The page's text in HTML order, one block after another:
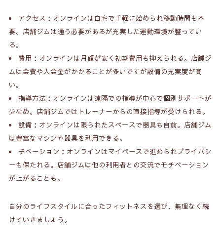
アクセス：オンラインは自宅で手軽に始められ移動時間も不
要。店舗ジムは通う必要があるが充実した運動環境が整ってい
る。
費用：オンラインは月額が安く初期費用も抑えられる。店舗ジ
ムは会費や入会金がかかることが多いですが設備の充実度が高
い。
指導方法：オンラインは遠隔での指導が中心で個別サポートが
少なめ。店舗ジムではトレーナーからの直接指導が受けられる。
設備：オンラインは限られたスペースで器具も自前。店舗ジム
は豊富なマシンや器具を利用できる。
チベーション：オンラインはマイペースで進められプライバシ
ーも保たれる。店舗ジムは他の利用者との交流でモチベーション
が上がることも。
自分のライフスタイルに合ったフィットネスを選び、無理なく続
けていきましょう。